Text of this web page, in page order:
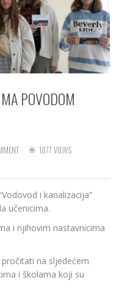
POVODOM
1877 VIEWS
i kanalizacija”
učenicima.
i njihovim nastavnicima
na sljedećem
i školama koji su